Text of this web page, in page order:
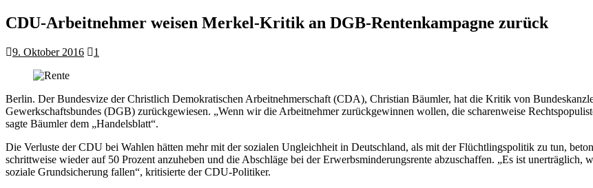
CDU-Arbeitnehmer weisen Merkel-Kritik an DGB-Rentenkampagne zurück
9. Oktober 2016 1
Berlin. Der Bundesvize der Christlich Demokratischen Arbeitnehmerschaft (CDA), Christian Bäumler, hat die Kritik von
Gewerkschaftsbundes (DGB) zurückgewiesen. „Wenn wir die Arbeitnehmer zurückgewinnen wollen, die scharenweise
sagte Bäumler dem „Handelsblatt“.
Die Verluste der CDU bei Wahlen hätten mehr mit der sozialen Ungleichheit in Deutschland, als mit der Flüchtlingspolitik zu tun,
schrittweise wieder auf 50 Prozent anzuheben und die Abschläge bei der Erwerbsminderungsrente abzuschaffen. „Es ist
soziale Grundsicherung fallen“, kritisierte der CDU-Politiker.